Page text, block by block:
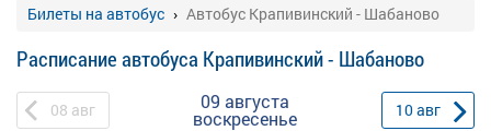
Билеты на автобус Автобус Крапивинский - Шабаново
Расписание автобуса Крапивинский - Шабаново
08 авг 09 августа
воскресенье 10авг